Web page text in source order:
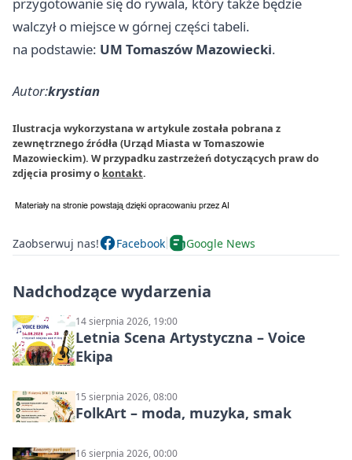
walczył o miejsce w górnej części tabeli.
na podstawie: UM Tomaszów Mazowiecki.
Autor:krystian
Ilustracja wykorzystana w artykule została pobrana z
zewnętrznego źródła (Urząd Miasta w Tomaszowie
Mazowieckim). W przypadku zastrzeżeń dotyczących praw do
zdjęcia prosimy o kontakt.
Zaobserwuj nas! Facebook Google News
Nadchodzące wydarzenia
14 sierpnia 2026, 19:00
Letnia Scena Artystyczna – Voice
Ekipa
15 sierpnia 2026, 08:00
FolkArt – moda, muzyka, smak
16 sierpnia 2026, 00:00